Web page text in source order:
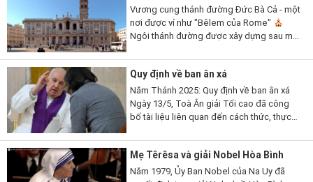
Vương cung thánh đường Đức Bà Cả - một
nơi được ví như "Bêlem của Rome"
Ngôi thánh đường được xây dựng sau một
mùa hè trời Rome, nên còn...
Quy định về ban ân xá
Năm Thánh 2025: Quy định về ban ân xá
Ngày 13/5, Toà Ân giải Tối cao đã công
bố tài liệu liên quan đến cách thức, thực
giới để lãnh...
Mẹ Têrêsa và giải Nobel Hòa Bình
Năm 1979, Ủy Ban Nobel của Na Uy đã